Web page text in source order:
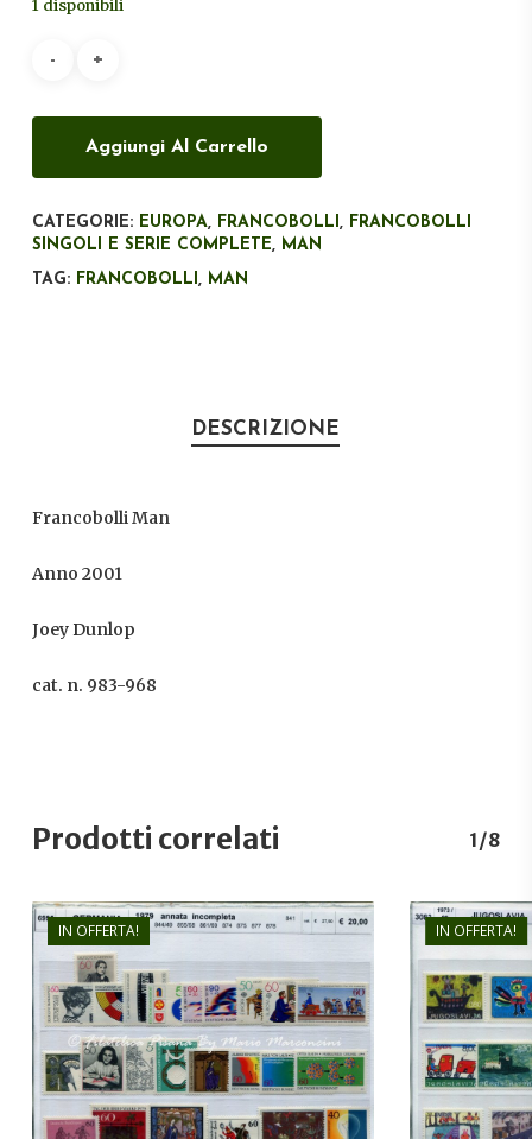
1 disponibili
Aggiungi Al Carrello
CATEGORIE: EUROPA, FRANCOBOLLI, FRANCOBOLLI
SINGOLI E SERIE COMPLETE, MAN
TAG: FRANCOBOLLI, MAN
DESCRIZIONE
Francobolli Man
Anno 2001
Joey Dunlop
cat. n. 983-968
Prodotti correlati 1/8
IN OFFERTA!
€24,00
€16,00
IN OFFERTA!